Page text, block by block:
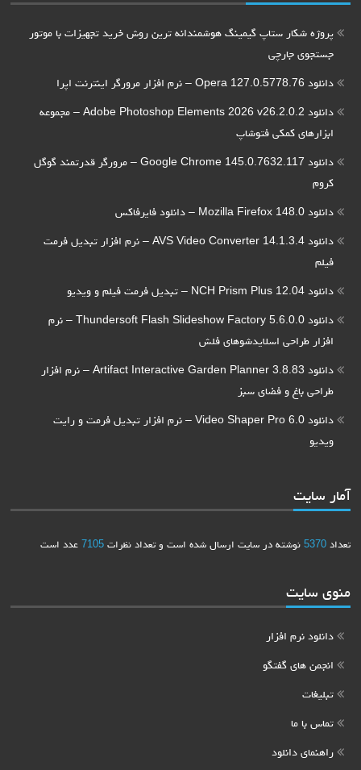
پروژه شکار ستاپ گیمینگ هوشمندانه ترین روش خرید تجهیزات با موتور
جستجوی جارچی
دانلود Opera 127.0.5778.76 – نرم افزار مرورگر اینترنت اپرا
دانلود Adobe Photoshop Elements 2026 v26.2.0.2 – مجموعه
ابزارهای کمکی فتوشاپ
دانلود Google Chrome 145.0.7632.117 – مرورگر قدرتمند گوگل
کروم
دانلود Mozilla Firefox 148.0 – دانلود فایرفاکس
دانلود AVS Video Converter 14.1.3.4 – نرم افزار تبدیل فرمت
فیلم
دانلود NCH Prism Plus 12.04 – تبدیل فرمت فیلم و ویدیو
دانلود Thundersoft Flash Slideshow Factory 5.6.0.0 – نرم
افزار طراحی اسلایدشوهای فلش
دانلود Artifact Interactive Garden Planner 3.8.83 – نرم افزار
طراحی باغ و فضای سبز
دانلود Video Shaper Pro 6.0 – نرم افزار تبدیل فرمت و رایت
ویدیو
آمار سایت
تعداد5370 نوشته در سایت ارسال شده است و تعداد نظرات7105 عدد است
منوی سایت
دانلود نرم افزار
انجمن های گفتگو
تبلیغات
تماس با ما
راهنمای دانلود